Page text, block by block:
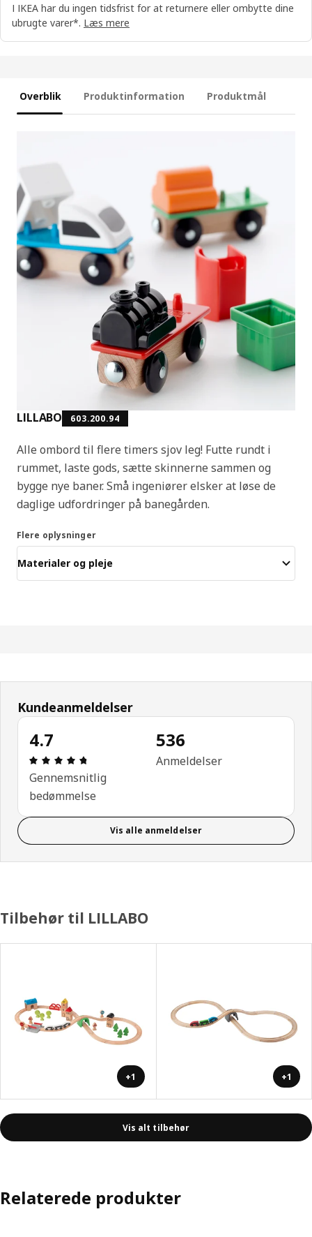
I IKEA har du ingen tidsfrist for at returnere eller ombytte dine
ubrugte varer*. Læs mere
Overblik Produktinformation Produktmål
LILLABO 603.200.94
Alle ombord til flere timers sjov leg! Futte rundt i
rummet, laste gods, sætte skinnerne sammen og
bygge nye baner. Små ingeniører elsker at løse de
daglige udfordringer på banegården.
Flere oplysninger
Materialer og pleje
Kundeanmeldelser
4.7
Anmeldelse: 4.7 Ud af 5 Stjerner. Anmeldelser i
Gennemsnitlig
bedømmelse
536
Anmeldelser
Vis alle anmeldelser
Tilbehør til LILLABO
+1 +1
Vis alt tilbehør
Relaterede produkter